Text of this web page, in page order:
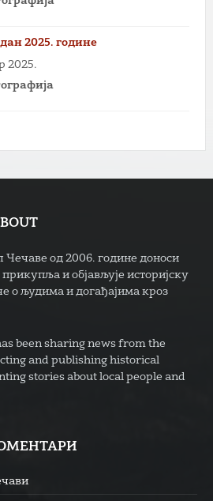
2025. године
2025.
од 2006. године доноси
и објављује историјску
о људима и догађајима кроз
been sharing news from the
and publishing historical
stories about local people and